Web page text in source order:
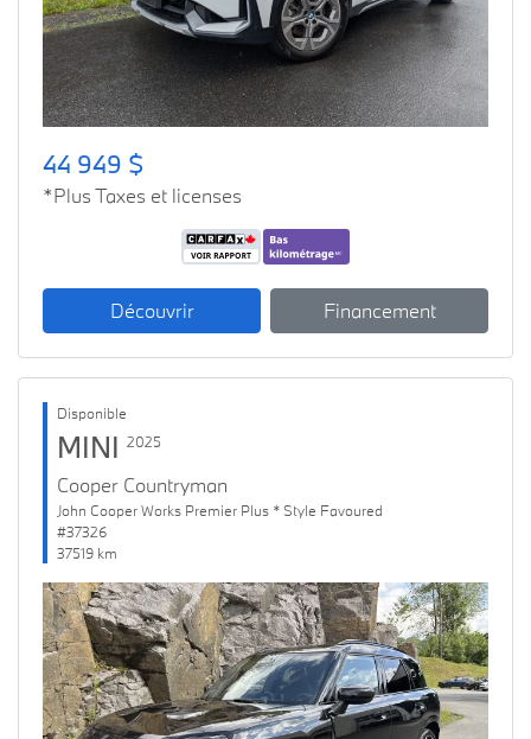
44 949 $
*Plus Taxes et licenses
Découvrir Financement
Disponible
MINI 2025
Cooper Countryman
John Cooper Works Premier Plus * Style Favoured
#37326
37519 km